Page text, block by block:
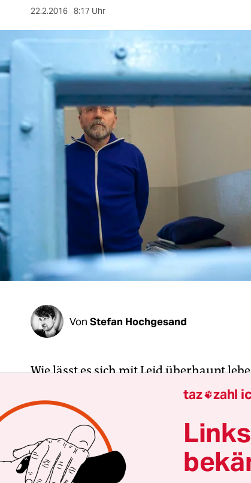
22.2.2016 8:17 Uhr
Von Stefan Hochgesand
Wie lässt es sich mit Leid überhaupt
Wie kann man nach der Katastrophe
oft?
In Adam Johnsons Shortstorys
Valley und es redet das Hologramm des
folgen dem einstigen Direktor des
taz zahl